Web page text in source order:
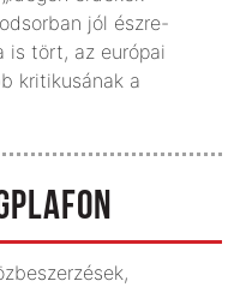
jól észre-
is tört, az európai
kritikusának a